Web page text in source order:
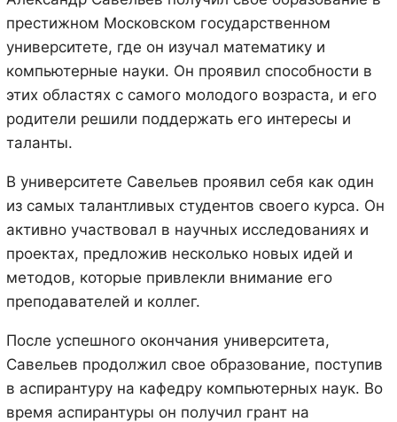
престижном Московском государственном
университете, где он изучал математику и
компьютерные науки. Он проявил способности в
этих областях с самого молодого возраста, и его
родители решили поддержать его интересы и
таланты.
В университете Савельев проявил себя как один
из самых талантливых студентов своего курса. Он
активно участвовал в научных исследованиях и
проектах, предложив несколько новых идей и
методов, которые привлекли внимание его
преподавателей и коллег.
После успешного окончания университета,
Савельев продолжил свое образование, поступив
в аспирантуру на кафедру компьютерных наук. Во
время аспирантуры он получил грант на